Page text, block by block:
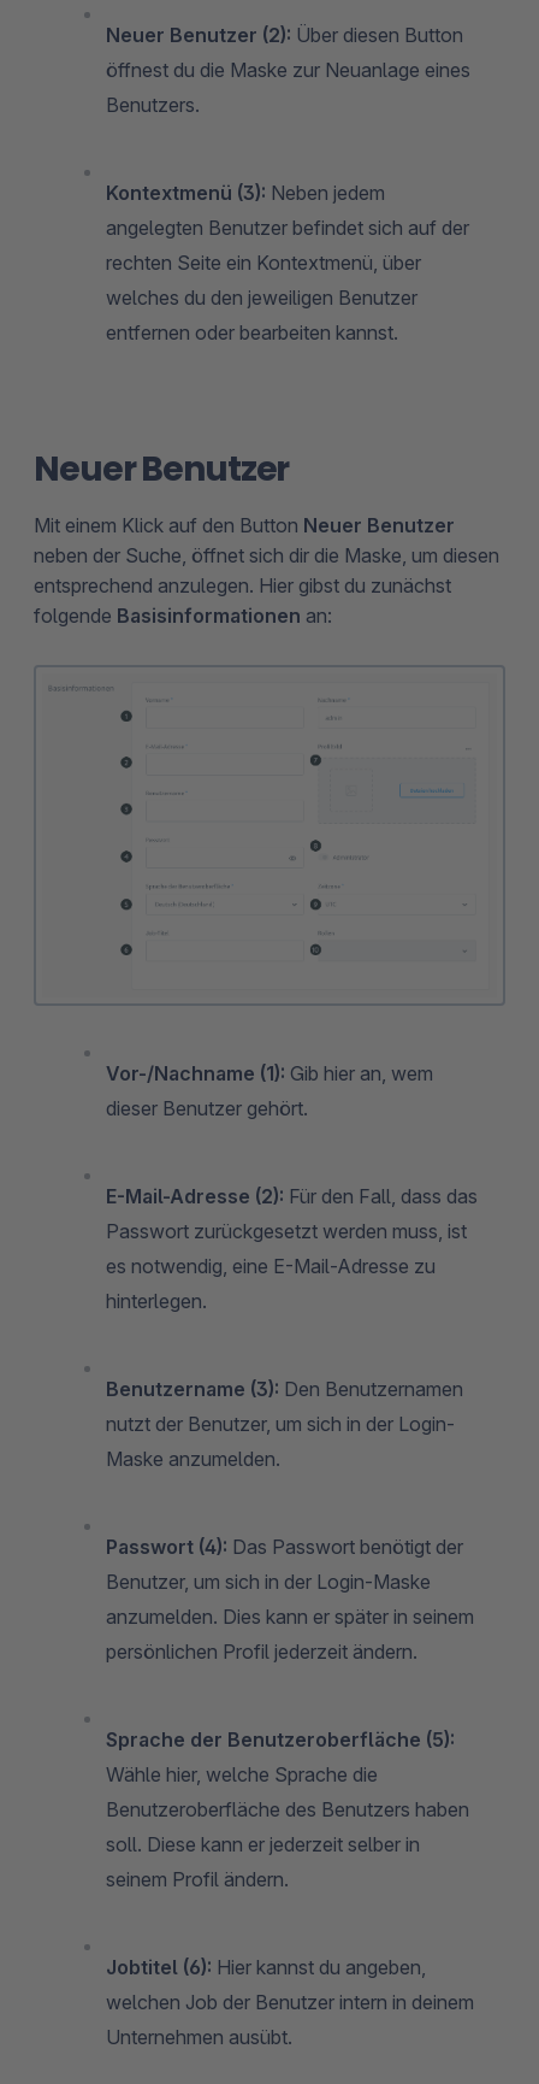
Neuer Benutzer (2): Über diesen Button
öffnest du die Maske zur Neuanlage eines
Benutzers.
Kontextmenü (3): Neben jedem
angelegten Benutzer befindet sich auf der
rechten Seite ein Kontextmenü, über
welches du den jeweiligen Benutzer
entfernen oder bearbeiten kannst.
Neuer Benutzer
Mit einem Klick auf den Button Neuer Benutzer
neben der Suche, öffnet sich dir die Maske, um diesen
entsprechend anzulegen. Hier gibst du zunächst
folgende Basisinformationen an:
Vor-/Nachname (1): Gib hier an, wem
dieser Benutzer gehört.
E-Mail-Adresse (2): Für den Fall, dass das
Passwort zurückgesetzt werden muss, ist
es notwendig, eine E-Mail-Adresse zu
hinterlegen.
Benutzername (3): Den Benutzernamen
nutzt der Benutzer, um sich in der Login-
Maske anzumelden.
Passwort (4): Das Passwort benötigt der
Benutzer, um sich in der Login-Maske
anzumelden. Dies kann er später in seinem
persönlichen Profil jederzeit ändern.
Sprache der Benutzeroberfläche (5):
Wähle hier, welche Sprache die
Benutzeroberfläche des Benutzers haben
soll. Diese kann er jederzeit selber in
seinem Profil ändern.
Jobtitel (6): Hier kannst du angeben,
welchen Job der Benutzer intern in deinem
Unternehmen ausübt.